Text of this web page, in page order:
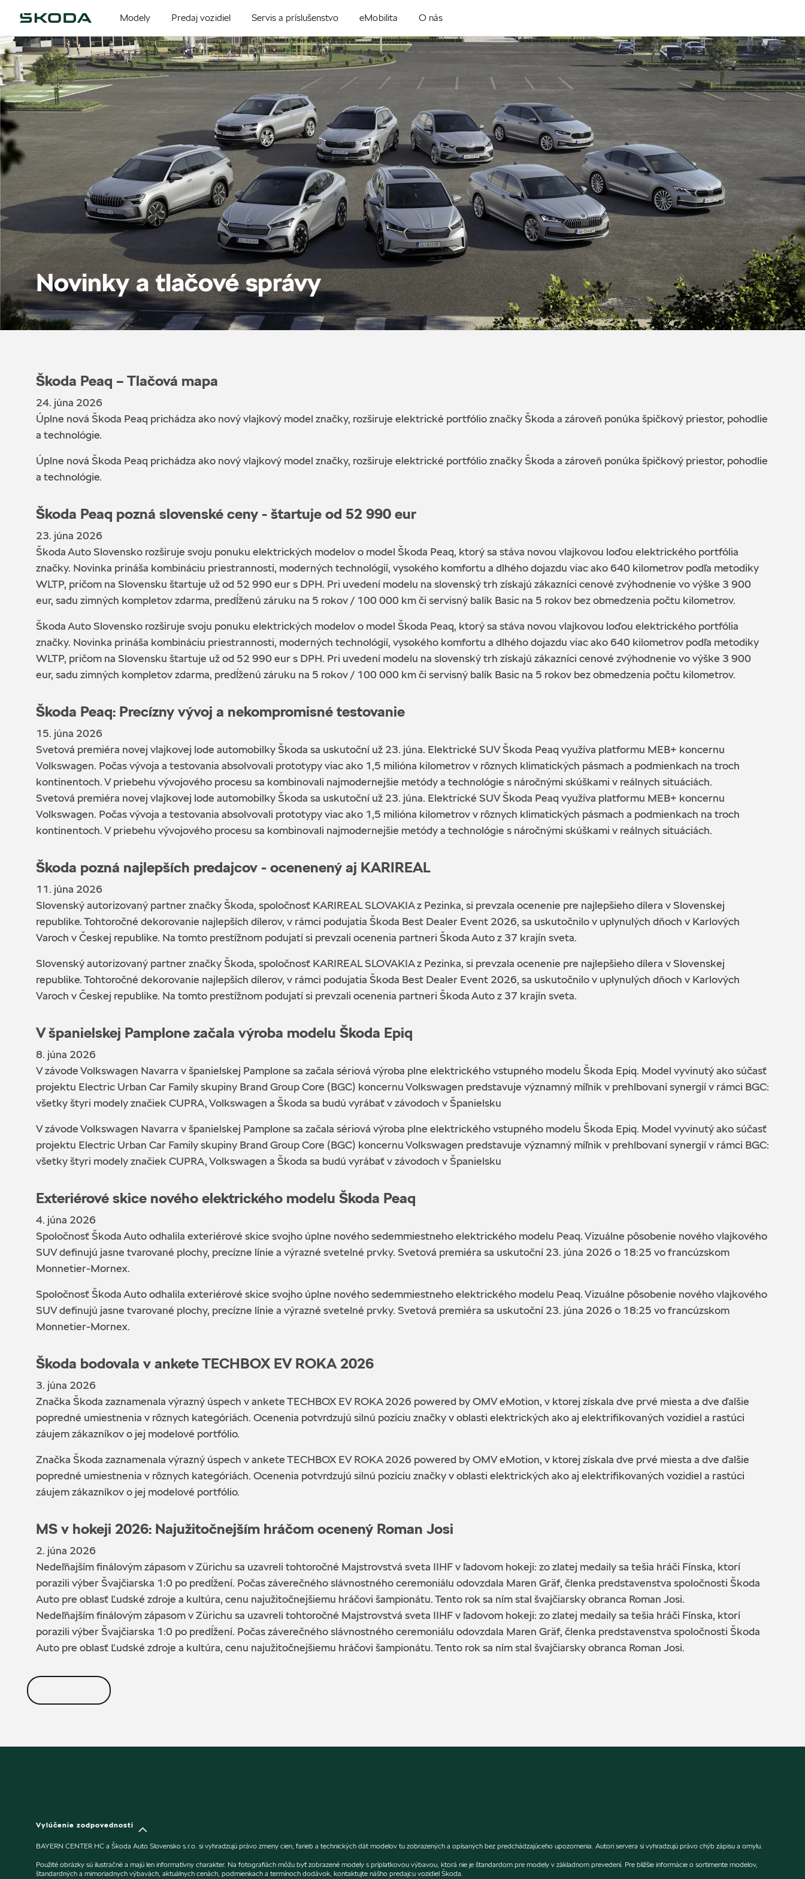
Modely Predaj vozidiel Servis a príslušenstvo eMobilita O nás
Novinky a tlačové správy
Škoda Peaq – Tlačová mapa
24. júna 2026
Úplne nová Škoda Peaq prichádza ako nový vlajkový model značky, rozširuje elektrické portfólio značky Škoda a zároveň ponúka špičkový priestor, pohodlie
a technológie.
Úplne nová Škoda Peaq prichádza ako nový vlajkový model značky, rozširuje elektrické portfólio značky Škoda a zároveň ponúka špičkový priestor, pohodlie
a technológie.
Škoda Peaq pozná slovenské ceny - štartuje od 52 990 eur
23. júna 2026
Škoda Auto Slovensko rozširuje svoju ponuku elektrických modelov o model Škoda Peaq, ktorý sa stáva novou vlajkovou loďou elektrického portfólia
značky. Novinka prináša kombináciu priestrannosti, moderných technológií, vysokého komfortu a dlhého dojazdu viac ako 640 kilometrov podľa metodiky
WLTP, pričom na Slovensku štartuje už od 52 990 eur s DPH. Pri uvedení modelu na slovenský trh získajú zákazníci cenové zvýhodnenie vo výške 3 900
eur, sadu zimných kompletov zdarma, predĺženú záruku na 5 rokov / 100 000 km či servisný balík Basic na 5 rokov bez obmedzenia počtu kilometrov.
Škoda Auto Slovensko rozširuje svoju ponuku elektrických modelov o model Škoda Peaq, ktorý sa stáva novou vlajkovou loďou elektrického portfólia
značky. Novinka prináša kombináciu priestrannosti, moderných technológií, vysokého komfortu a dlhého dojazdu viac ako 640 kilometrov podľa metodiky
WLTP, pričom na Slovensku štartuje už od 52 990 eur s DPH. Pri uvedení modelu na slovenský trh získajú zákazníci cenové zvýhodnenie vo výške 3 900
eur, sadu zimných kompletov zdarma, predĺženú záruku na 5 rokov / 100 000 km či servisný balík Basic na 5 rokov bez obmedzenia počtu kilometrov.
Škoda Peaq: Precízny vývoj a nekompromisné testovanie
15. júna 2026
Svetová premiéra novej vlajkovej lode automobilky Škoda sa uskutoční už 23. júna. Elektrické SUV Škoda Peaq využíva platformu MEB+ koncernu
Volkswagen. Počas vývoja a testovania absolvovali prototypy viac ako 1,5 milióna kilometrov v rôznych klimatických pásmach a podmienkach na troch
kontinentoch. V priebehu vývojového procesu sa kombinovali najmodernejšie metódy a technológie s náročnými skúškami v reálnych situáciách.
Svetová premiéra novej vlajkovej lode automobilky Škoda sa uskutoční už 23. júna. Elektrické SUV Škoda Peaq využíva platformu MEB+ koncernu
Volkswagen. Počas vývoja a testovania absolvovali prototypy viac ako 1,5 milióna kilometrov v rôznych klimatických pásmach a podmienkach na troch
kontinentoch. V priebehu vývojového procesu sa kombinovali najmodernejšie metódy a technológie s náročnými skúškami v reálnych situáciách.
Škoda pozná najlepších predajcov - ocenenený aj KARIREAL
11. júna 2026
Slovenský autorizovaný partner značky Škoda, spoločnosť KARIREAL SLOVAKIA z Pezinka, si prevzala ocenenie pre najlepšieho dílera v Slovenskej
republike. Tohtoročné dekorovanie najlepších dílerov, v rámci podujatia Škoda Best Dealer Event 2026, sa uskutočnilo v uplynulých dňoch v Karlových
Varoch v Českej republike. Na tomto prestížnom podujatí si prevzali ocenenia partneri Škoda Auto z 37 krajín sveta.
Slovenský autorizovaný partner značky Škoda, spoločnosť KARIREAL SLOVAKIA z Pezinka, si prevzala ocenenie pre najlepšieho dílera v Slovenskej
republike. Tohtoročné dekorovanie najlepších dílerov, v rámci podujatia Škoda Best Dealer Event 2026, sa uskutočnilo v uplynulých dňoch v Karlových
Varoch v Českej republike. Na tomto prestížnom podujatí si prevzali ocenenia partneri Škoda Auto z 37 krajín sveta.
V španielskej Pamplone začala výroba modelu Škoda Epiq
8. júna 2026
V závode Volkswagen Navarra v španielskej Pamplone sa začala sériová výroba plne elektrického vstupného modelu Škoda Epiq. Model vyvinutý ako súčasť
projektu Electric Urban Car Family skupiny Brand Group Core (BGC) koncernu Volkswagen predstavuje významný míľnik v prehlbovaní synergií v rámci BGC:
všetky štyri modely značiek CUPRA, Volkswagen a Škoda sa budú vyrábať v závodoch v Španielsku
V závode Volkswagen Navarra v španielskej Pamplone sa začala sériová výroba plne elektrického vstupného modelu Škoda Epiq. Model vyvinutý ako súčasť
projektu Electric Urban Car Family skupiny Brand Group Core (BGC) koncernu Volkswagen predstavuje významný míľnik v prehlbovaní synergií v rámci BGC:
všetky štyri modely značiek CUPRA, Volkswagen a Škoda sa budú vyrábať v závodoch v Španielsku
Exteriérové skice nového elektrického modelu Škoda Peaq
4. júna 2026
Spoločnosť Škoda Auto odhalila exteriérové skice svojho úplne nového sedemmiestneho elektrického modelu Peaq. Vizuálne pôsobenie nového vlajkového
SUV definujú jasne tvarované plochy, precízne línie a výrazné svetelné prvky. Svetová premiéra sa uskutoční 23. júna 2026 o 18:25 vo francúzskom
Monnetier-Mornex.
Spoločnosť Škoda Auto odhalila exteriérové skice svojho úplne nového sedemmiestneho elektrického modelu Peaq. Vizuálne pôsobenie nového vlajkového
SUV definujú jasne tvarované plochy, precízne línie a výrazné svetelné prvky. Svetová premiéra sa uskutoční 23. júna 2026 o 18:25 vo francúzskom
Monnetier-Mornex.
Škoda bodovala v ankete TECHBOX EV ROKA 2026
3. júna 2026
Značka Škoda zaznamenala výrazný úspech v ankete TECHBOX EV ROKA 2026 powered by OMV eMotion, v ktorej získala dve prvé miesta a dve ďalšie
popredné umiestnenia v rôznych kategóriách. Ocenenia potvrdzujú silnú pozíciu značky v oblasti elektrických ako aj elektrifikovaných vozidiel a rastúci
záujem zákazníkov o jej modelové portfólio.
Značka Škoda zaznamenala výrazný úspech v ankete TECHBOX EV ROKA 2026 powered by OMV eMotion, v ktorej získala dve prvé miesta a dve ďalšie
popredné umiestnenia v rôznych kategóriách. Ocenenia potvrdzujú silnú pozíciu značky v oblasti elektrických ako aj elektrifikovaných vozidiel a rastúci
záujem zákazníkov o jej modelové portfólio.
MS v hokeji 2026: Najužitočnejším hráčom ocenený Roman Josi
2. júna 2026
Nedeľňajším finálovým zápasom v Zürichu sa uzavreli tohtoročné Majstrovstvá sveta IIHF v ľadovom hokeji: zo zlatej medaily sa tešia hráči Fínska, ktorí
porazili výber Švajčiarska 1:0 po predĺžení. Počas záverečného slávnostného ceremoniálu odovzdala Maren Gräf, členka predstavenstva spoločnosti Škoda
Auto pre oblasť Ľudské zdroje a kultúra, cenu najužitočnejšiemu hráčovi šampionátu. Tento rok sa ním stal švajčiarsky obranca Roman Josi.
Nedeľňajším finálovým zápasom v Zürichu sa uzavreli tohtoročné Majstrovstvá sveta IIHF v ľadovom hokeji: zo zlatej medaily sa tešia hráči Fínska, ktorí
porazili výber Švajčiarska 1:0 po predĺžení. Počas záverečného slávnostného ceremoniálu odovzdala Maren Gräf, členka predstavenstva spoločnosti Škoda
Auto pre oblasť Ľudské zdroje a kultúra, cenu najužitočnejšiemu hráčovi šampionátu. Tento rok sa ním stal švajčiarsky obranca Roman Josi.
Vylúčenie zodpovednosti
BAYERN CENTER HC a Škoda Auto Slovensko s.r.o. si vyhradzujú právo zmeny cien, farieb a technických dát modelov tu zobrazených a opísaných bez predchádzajúceho upozornenia. Autori servera si vyhradzujú právo chýb zápisu a omylu.
Použité obrázky sú ilustračné a majú len informatívny charakter. Na fotografiách môžu byť zobrazené modely s príplatkovou výbavou, ktorá nie je štandardom pre modely v základnom prevedení. Pre bližšie informácie o sortimente modelov,
štandardných a mimoriadnych výbavách, aktuálnych cenách, podmienkach a termínoch dodávok, kontaktujte nášho predajcu vozidiel Škoda.